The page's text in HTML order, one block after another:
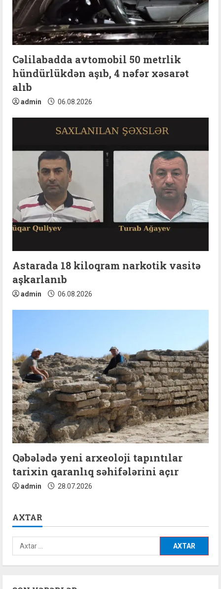
i
n
g
Cəlilabadda avtomobil 50 metrlik
hündürlükdən aşıb, 4 nəfər xəsarət
alıb
admin 06.08.2026
Astarada 18 kiloqram narkotik vasitə
aşkarlanıb
admin 06.08.2026
Qəbələdə yeni arxeoloji tapıntılar
tarixin qaranlıq səhifələrini açır
admin 28.07.2026
AXTAR
Axtarış: